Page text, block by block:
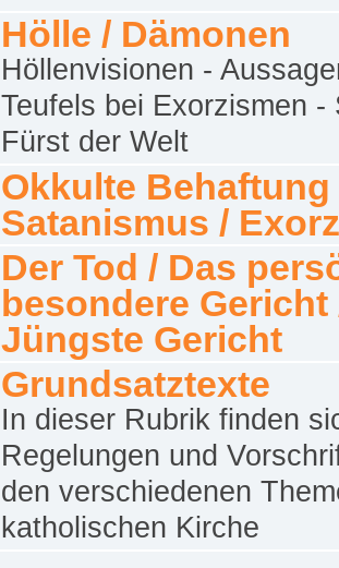
Hölle / Dämonen
Höllenvisionen -
Teufels bei Exorzismen -
Fürst der Welt
Okkulte Behaftung
Satanismus /
Der Tod / Das
besondere Gericht
Jüngste Gericht
Grundsatztexte
In dieser Rubrik finden
Regelungen und
den verschiedenen
katholischen Kirche